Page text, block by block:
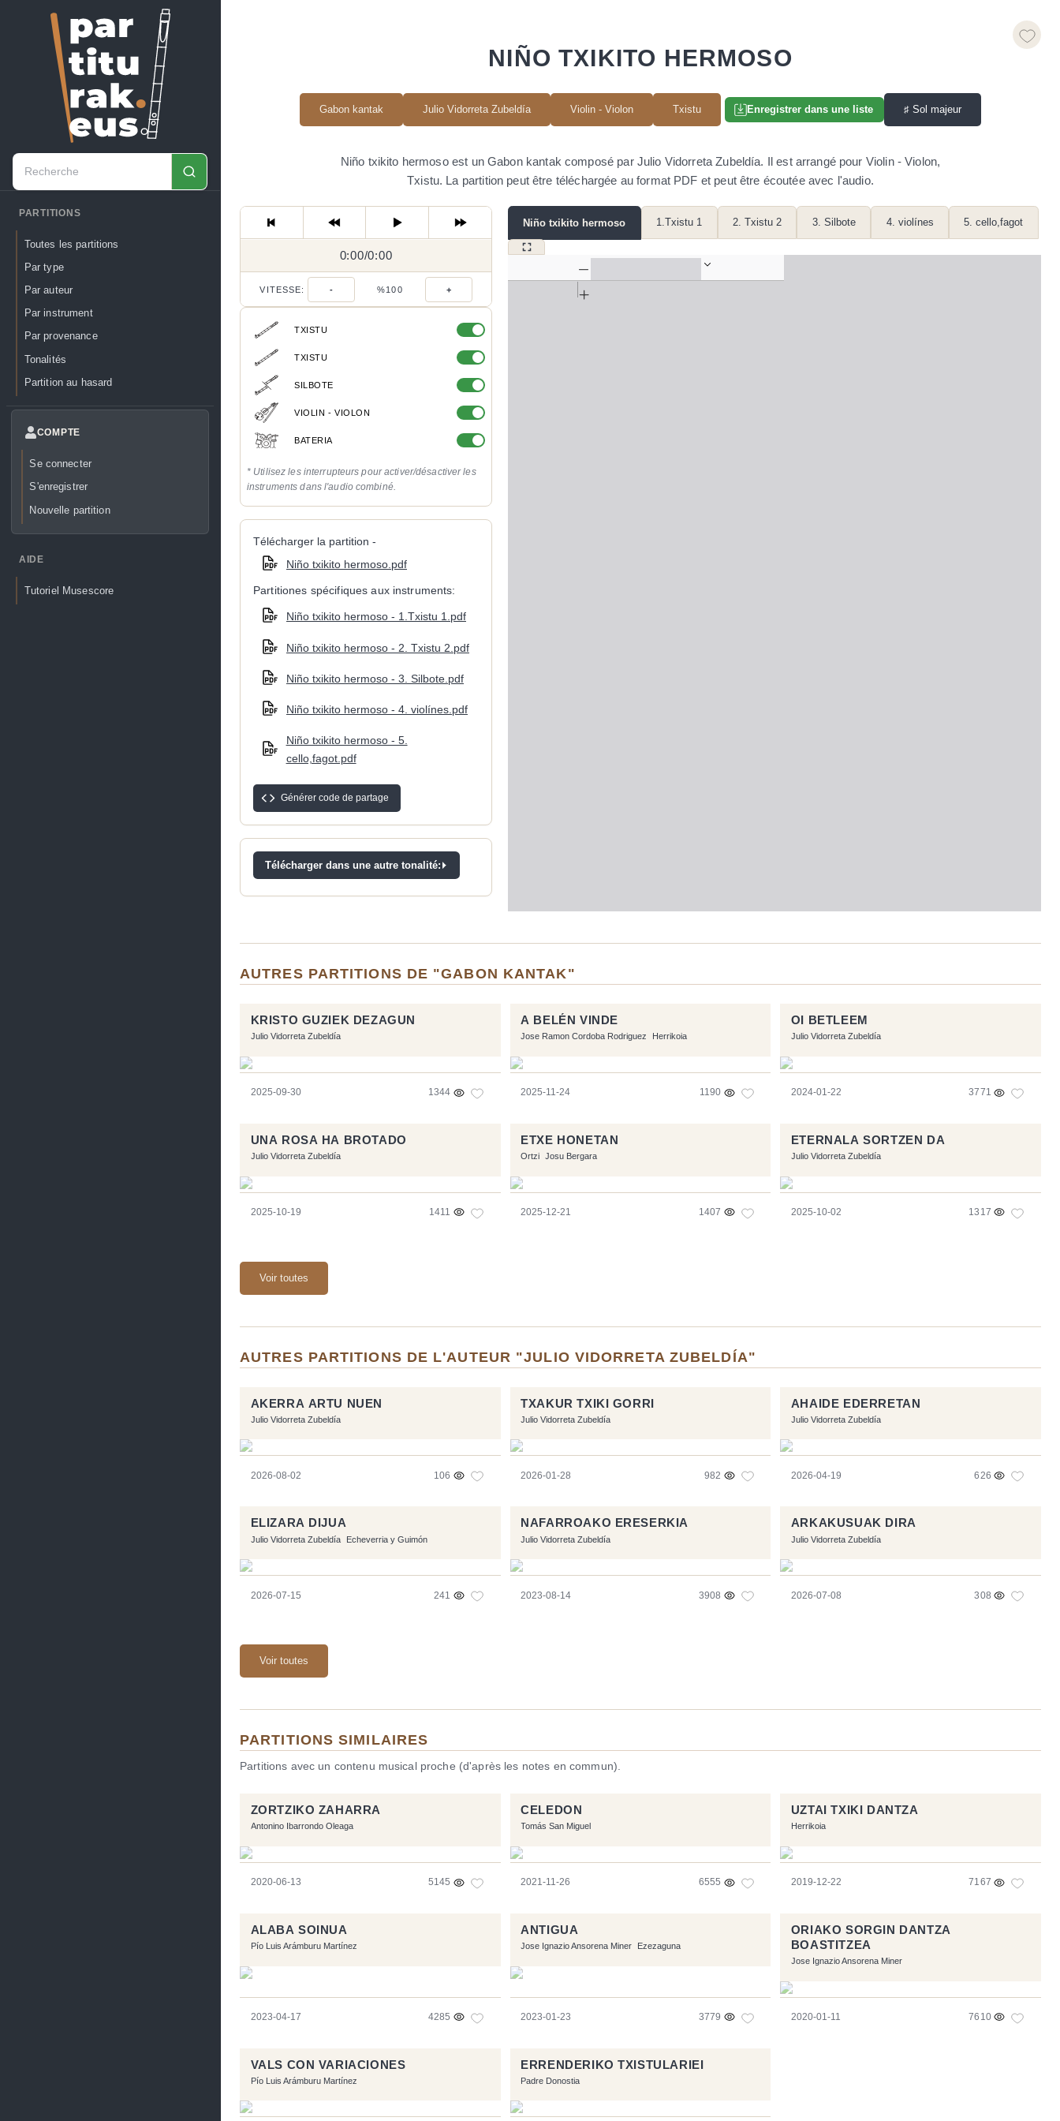
PARTITIONS
Toutes les partitions
Par type
Par auteur
Par instrument
Par provenance
Tonalités
Partition au hasard
COMPTE
Se connecter
S'enregistrer
Nouvelle partition
AIDE
Tutoriel Musescore
NIÑO TXIKITO HERMOSO
Gabon kantak Julio Vidorreta Zubeldía Violin - Violon Txistu Enregistrer dans une liste ♯ Sol majeur
Niño txikito hermoso est un Gabon kantak composé par Julio Vidorreta Zubeldía. Il est arrangé pour Violin - Violon,
Txistu. La partition peut être téléchargée au format PDF et peut être écoutée avec l'audio.
0:00/
0:00/0:00
VITESSE: - %100 +
TXISTU
TXISTU
SILBOTE
VIOLIN - VIOLON
BATERIA
* Utilisez les interrupteurs pour activer/désactiver les
instruments dans l'audio combiné.
Télécharger la partition -
Niño txikito hermoso.pdf
Partitiones spécifiques aux instruments:
Niño txikito hermoso - 1.Txistu 1.pdf
Niño txikito hermoso - 2. Txistu 2.pdf
Niño txikito hermoso - 3. Silbote.pdf
Niño txikito hermoso - 4. violínes.pdf
Niño txikito hermoso - 5.
cello,fagot.pdf
Générer code de partage
Télécharger dans une autre tonalité:
Niño txikito hermoso 1.Txistu 1 2. Txistu 2 3. Silbote 4. violínes 5. cello,fagot
AUTRES PARTITIONS DE "GABON KANTAK"
KRISTO GUZIEK DEZAGUN
Julio Vidorreta Zubeldía
2025-09-30 1344
A BELÉN VINDE
Jose Ramon Cordoba Rodriguez Herrikoia
2025-11-24 1190
OI BETLEEM
Julio Vidorreta Zubeldía
2024-01-22 3771
UNA ROSA HA BROTADO
Julio Vidorreta Zubeldía
2025-10-19 1411
ETXE HONETAN
Ortzi Josu Bergara
2025-12-21 1407
ETERNALA SORTZEN DA
Julio Vidorreta Zubeldía
2025-10-02 1317
Voir toutes
AUTRES PARTITIONS DE L'AUTEUR "JULIO VIDORRETA ZUBELDÍA"
AKERRA ARTU NUEN
Julio Vidorreta Zubeldía
2026-08-02 106
TXAKUR TXIKI GORRI
Julio Vidorreta Zubeldía
2026-01-28 982
AHAIDE EDERRETAN
Julio Vidorreta Zubeldía
2026-04-19 626
ELIZARA DIJUA
Julio Vidorreta Zubeldía Echeverria y Guimón
2026-07-15 241
NAFARROAKO ERESERKIA
Julio Vidorreta Zubeldía
2023-08-14 3908
ARKAKUSUAK DIRA
Julio Vidorreta Zubeldía
2026-07-08 308
Voir toutes
PARTITIONS SIMILAIRES
Partitions avec un contenu musical proche (d'après les notes en commun).
ZORTZIKO ZAHARRA
Antonino Ibarrondo Oleaga
2020-06-13 5145
CELEDON
Tomás San Miguel
2021-11-26 6555
UZTAI TXIKI DANTZA
Herrikoia
2019-12-22 7167
ALABA SOINUA
Pío Luis Arámburu Martínez
2023-04-17 4285
ANTIGUA
Jose Ignazio Ansorena Miner Ezezaguna
2023-01-23 3779
ORIAKO SORGIN DANTZA
BOASTITZEA
Jose Ignazio Ansorena Miner
2020-01-11 7610
VALS CON VARIACIONES
Pío Luis Arámburu Martínez
ERRENDERIKO TXISTULARIEI
Padre Donostia